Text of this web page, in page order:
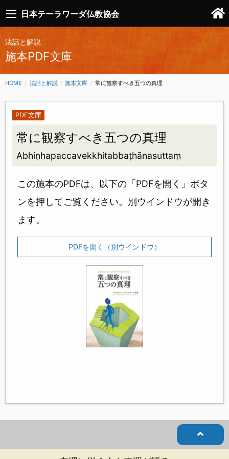
日本テーラワーダ仏教協会
法話と解説
施本PDF文庫
HOME 法話と解説 施本文庫 CURRENT:
常に観察すべき五つの真理
PDF文庫
常に観察すべき五つの真理
Abhiṇhapaccavekkhitabbaṭhānasuttaṃ
この施本のPDFは、以下の「PDFを開く」ボタ
ンを押してご覧ください。別ウインドウが開き
ます。
PDFを開く（別ウインドウ）